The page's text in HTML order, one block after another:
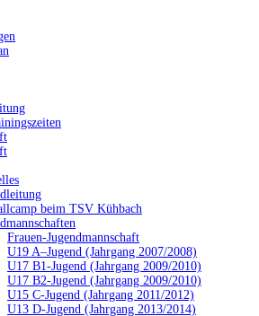
beim TSV Kühbach
Frauen-Jugendmannschaft
U19 A–Jugend (Jahrgang 2007/2008)
U17 B1-Jugend (Jahrgang 2009/2010)
U17 B2-Jugend (Jahrgang 2009/2010)
U15 C-Jugend (Jahrgang 2011/2012)
U13 D-Jugend (Jahrgang 2013/2014)